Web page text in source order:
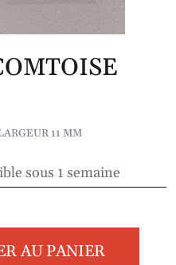
11 MM
sous 1 semaine
AU PANIER